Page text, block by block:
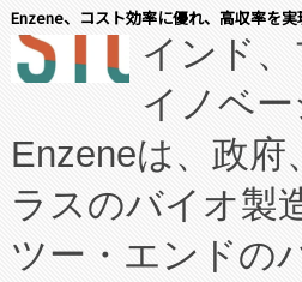
Enzene、コスト効率に優れ、高収率を
インド
イノベ
Enzeneは、政
ラスのバイオ製
ツー・エンドの